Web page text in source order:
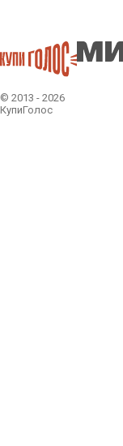
© 2013 - 2026
КупиГолос